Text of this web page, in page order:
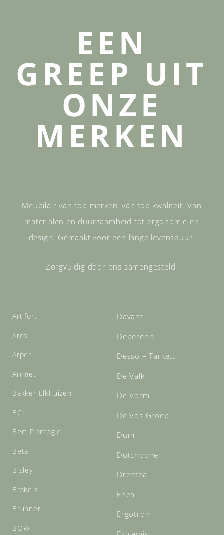
EEN
GREEP UIT
ONZE
MERKEN
Meubilair van top merken, van top kwaliteit. Van
materialen en duurzaamheid tot ergonomie en
design. Gemaakt voor een lange levensduur.
Zorgvuldig door ons samengesteld.
Artifort
Arco
Arper
Arrmet
Bakker Elkhuizen
BCI
Bert Plantagie
Beta
Bisley
Brakels
Brunner
BOW
Davant
Deberenn
Desso – Tarkett
De Valk
De Vorm
De Vos Groep
Dum
Dutchbone
Drentea
Enea
Ergotron